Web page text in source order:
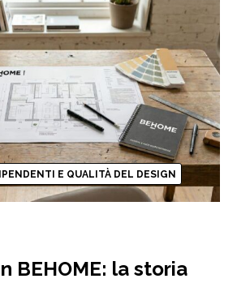
E QUALITÀ DEL DESIGN
BEHOME: la storia